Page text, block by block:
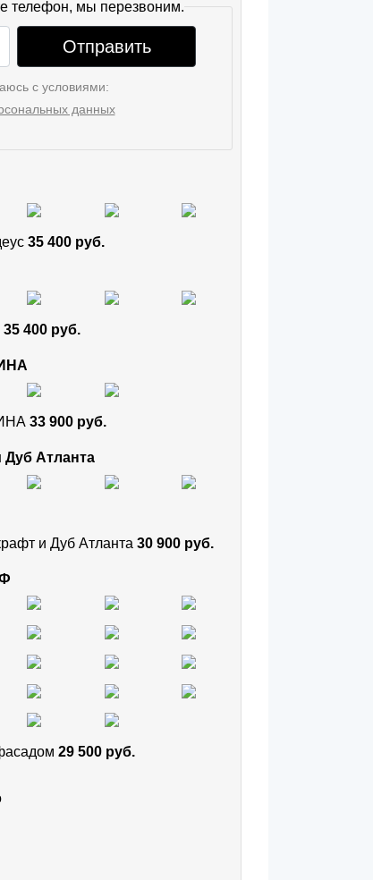
телефон, мы перезвоним.
Отправить
с условиями:
данных
35 400 руб.
35 400 руб.
33 900 руб.
Атланта
и Дуб Атланта 30 900 руб.
29 500 руб.